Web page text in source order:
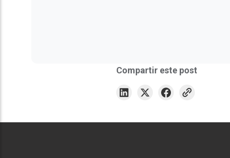
Compartir este post